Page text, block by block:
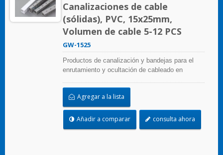
Canalizaciones de cable
(sólidas), PVC, 15x25mm,
Volumen de cable 5-12 PCS
GW-1525
Productos de canalización y bandejas para el
enrutamiento y ocultación de cableado en
numerosas configuraciones, materiales, tamaños
y colores para adaptarse a cualquier aplicación.
Seleccione entre una amplia gama de accesorios
y herramientas para una fácil instalación.
Agregar a la lista
Añadir a comparar consulta ahora